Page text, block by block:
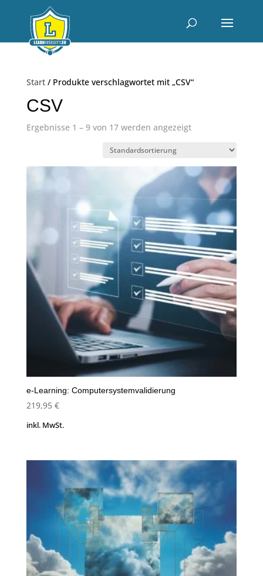
Start/ Produkte verschlagwortet mit „CSV“
CSV
Ergebnisse 1 – 9 von 17 werden angezeigt
e-Learning: Computersystemvalidierung
219,95 €
inkl. MwSt.